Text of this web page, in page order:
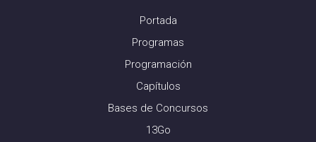
Portada
Programas
Programación
Capítulos
Bases de Concursos
13Go